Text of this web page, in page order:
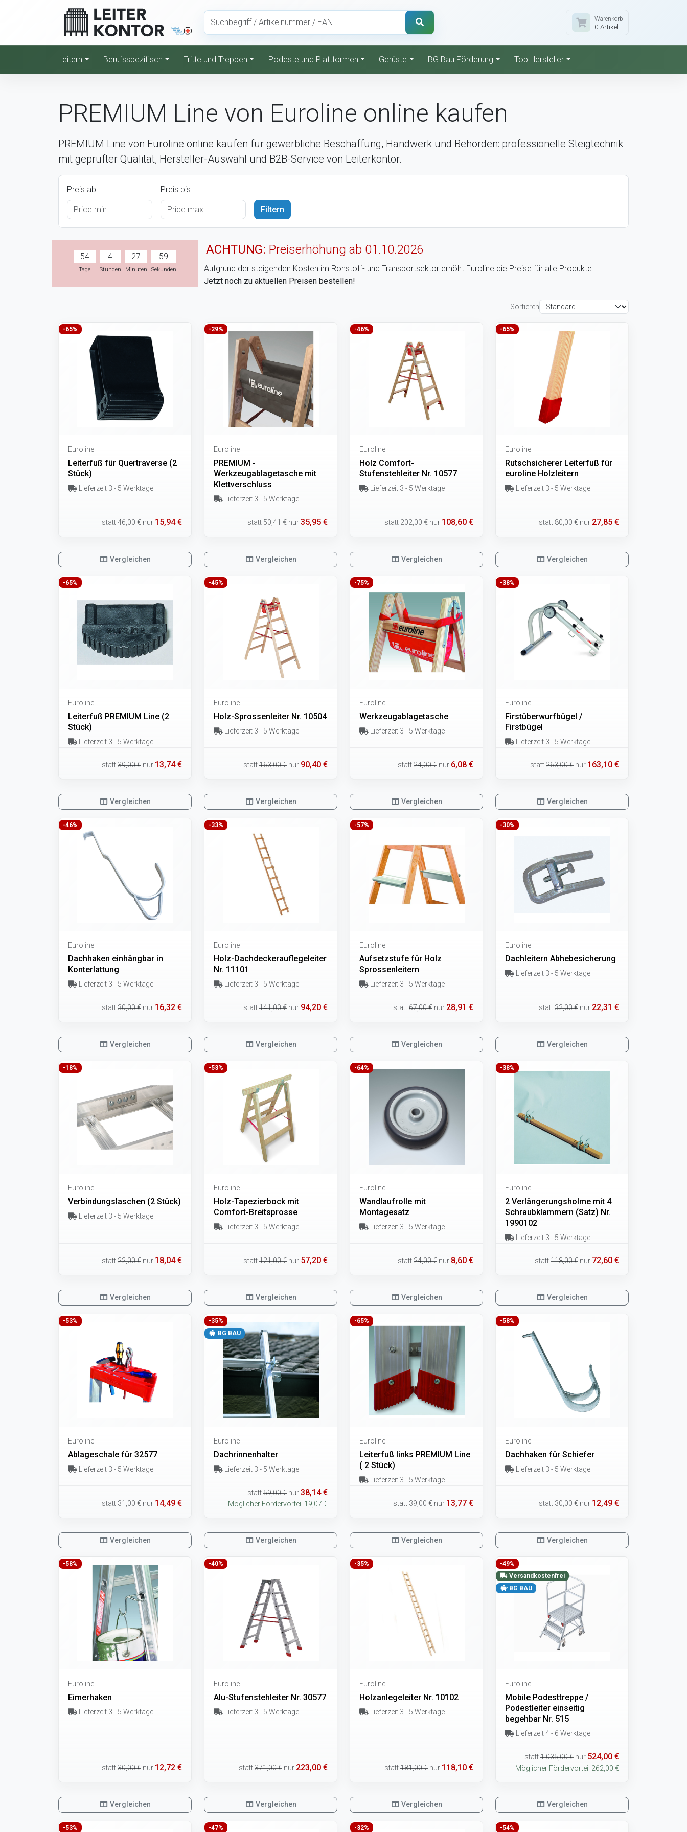
Warenkorb
0 Artikel
Leitern Berufsspezifisch Tritte und Treppen Podeste und Plattformen Gerüste BG Bau Förderung Top Hersteller
PREMIUM Line von Euroline online kaufen
PREMIUM Line von Euroline online kaufen für gewerbliche Beschaffung, Handwerk und Behörden: professionelle Steigtechnik
mit geprüfter Qualität, Hersteller-Auswahl und B2B-Service von Leiterkontor.
Preis ab Preis bis
54
Tage
4
Stunden
27
Minuten
58
Sekunden
ACHTUNG: Preiserhöhung ab 01.10.2026
Aufgrund der steigenden Kosten im Rohstoff- und Transportsektor erhöht Euroline die Preise für alle Produkte.
Jetzt noch zu aktuellen Preisen bestellen!
Sortieren
-65%
Euroline
Leiterfuß für Quertraverse (2
Stück)
Lieferzeit 3 - 5 Werktage
statt46,00 € nur 15,94 €
Vergleichen
-29%
Euroline
PREMIUM -
Werkzeugablagetasche mit
Klettverschluss
Lieferzeit 3 - 5 Werktage
statt50,41 € nur35,95 €
Vergleichen
-46%
Euroline
Holz Comfort-
Stufenstehleiter Nr. 10577
Lieferzeit 3 - 5 Werktage
statt202,00 € nur 108,60 €
Vergleichen
-65%
Euroline
Rutschsicherer Leiterfuß für
euroline Holzleitern
Lieferzeit 3 - 5 Werktage
statt80,00 € nur 27,85 €
Vergleichen
-65%
Euroline
Leiterfuß PREMIUM Line (2
Stück)
Lieferzeit 3 - 5 Werktage
statt39,00 € nur 13,74 €
Vergleichen
-45%
Euroline
Holz-Sprossenleiter Nr. 10504
Lieferzeit 3 - 5 Werktage
statt163,00 € nur 90,40 €
Vergleichen
-75%
Euroline
Werkzeugablagetasche
Lieferzeit 3 - 5 Werktage
statt24,00 € nur 6,08 €
Vergleichen
-38%
Euroline
Firstüberwurfbügel /
Firstbügel
Lieferzeit 3 - 5 Werktage
statt263,00 € nur 163,10 €
Vergleichen
-46%
Euroline
Dachhaken einhängbar in
Konterlattung
Lieferzeit 3 - 5 Werktage
statt30,00 € nur 16,32 €
Vergleichen
-33%
Euroline
Holz-Dachdeckerauflegeleiter
Nr. 11101
Lieferzeit 3 - 5 Werktage
statt141,00 € nur 94,20 €
Vergleichen
-57%
Euroline
Aufsetzstufe für Holz
Sprossenleitern
Lieferzeit 3 - 5 Werktage
statt67,00 € nur 28,91 €
Vergleichen
-30%
Euroline
Dachleitern Abhebesicherung
Lieferzeit 3 - 5 Werktage
statt32,00 € nur 22,31 €
Vergleichen
-18%
Euroline
Verbindungslaschen (2 Stück)
Lieferzeit 3 - 5 Werktage
statt22,00 € nur 18,04 €
Vergleichen
-53%
Euroline
Holz-Tapezierbock mit
Comfort-Breitsprosse
Lieferzeit 3 - 5 Werktage
statt121,00 € nur 57,20 €
Vergleichen
-64%
Euroline
Wandlaufrolle mit
Montagesatz
Lieferzeit 3 - 5 Werktage
statt24,00 € nur 8,60 €
Vergleichen
-38%
Euroline
2 Verlängerungsholme mit 4
Schraubklammern (Satz) Nr.
1990102
Lieferzeit 3 - 5 Werktage
statt118,00 € nur 72,60 €
Vergleichen
-53%
Euroline
Ablageschale für 32577
Lieferzeit 3 - 5 Werktage
statt31,00 € nur 14,49 €
Vergleichen
-35%
BG BAU
Euroline
Dachrinnenhalter
Lieferzeit 3 - 5 Werktage
statt59,00 € nur38,14 €
Möglicher Fördervorteil 19,07 €
Vergleichen
-65%
Euroline
Leiterfuß links PREMIUM Line
( 2 Stück)
Lieferzeit 3 - 5 Werktage
statt39,00 € nur 13,77 €
Vergleichen
-58%
Euroline
Dachhaken für Schiefer
Lieferzeit 3 - 5 Werktage
statt30,00 € nur 12,49 €
Vergleichen
-58%
Euroline
Eimerhaken
Lieferzeit 3 - 5 Werktage
statt30,00 € nur 12,72 €
Vergleichen
-40%
Euroline
Alu-Stufenstehleiter Nr. 30577
Lieferzeit 3 - 5 Werktage
statt371,00 € nur 223,00 €
Vergleichen
-35%
Euroline
Holzanlegeleiter Nr. 10102
Lieferzeit 3 - 5 Werktage
statt181,00 € nur 118,10 €
Vergleichen
-49%
Versandkostenfrei
BG BAU
Euroline
Mobile Podesttreppe /
Podestleiter einseitig
begehbar Nr. 515
Lieferzeit 4 - 6 Werktage
statt1.035,00 € nur 524,00 €
Möglicher Fördervorteil 262,00 €
Vergleichen
-53% -47% -32% -54%